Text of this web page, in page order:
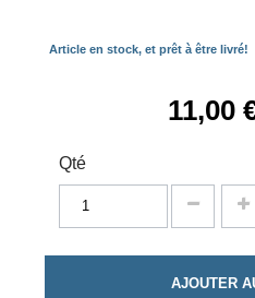
Article en stock, et prêt à être livré!
11,00
Qté
AJOUTER